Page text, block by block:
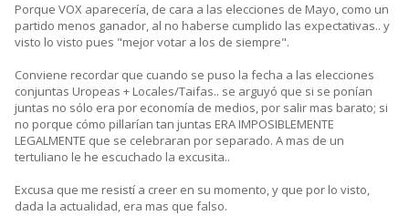
Porque VOX aparecería, de cara a las elecciones de Mayo, como un
partido menos ganador, al no haberse cumplido las expectativas.. y
visto lo visto pues "mejor votar a los de siempre".
Conviene recordar que cuando se puso la fecha a las elecciones
conjuntas Uropeas + Locales/Taifas.. se arguyó que si se ponían
juntas no sólo era por economía de medios, por salir mas barato; si
no porque cómo pillarían tan juntas ERA IMPOSIBLEMENTE
LEGALMENTE que se celebraran por separado. A mas de un
tertuliano le he escuchado la excusita..
Excusa que me resistí a creer en su momento, y que por lo visto,
dada la actualidad, era mas que falso.